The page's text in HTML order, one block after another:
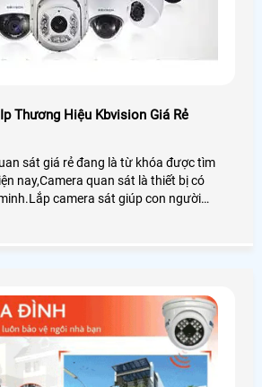
Thương Hiệu Kbvision Giá Rẻ
sát giá rẻ đang là từ khóa được tìm
nay,Camera quan sát là thiết bị có
camera sát giúp con người